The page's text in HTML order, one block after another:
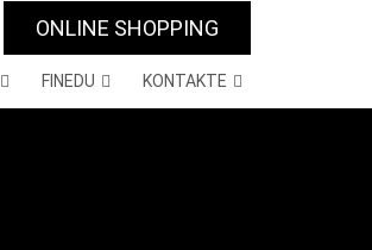
ONLINE SHOPPING
FINEDU KONTAKTE